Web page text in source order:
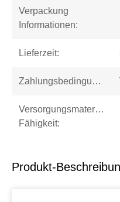
Verpackung
Informationen:
Lieferzeit:
Zahlungsbedingungen:
Versorgungsmaterial-
Fähigkeit:
Produkt-